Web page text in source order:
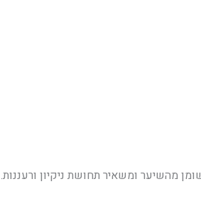
מהשיער ומשאיר תחושת ניקיון ורעננות.